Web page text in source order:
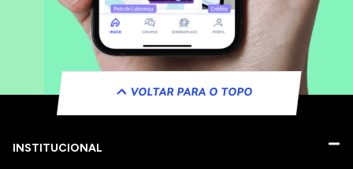
VOLTAR PARA O TOPO
INSTITUCIONAL